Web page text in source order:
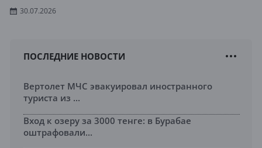
30.07.2026
ПОСЛЕДНИЕ НОВОСТИ
Вертолет МЧС эвакуировал иностранного
туриста из ...
Вход к озеру за 3000 тенге: в Бурабае
оштрафовали...